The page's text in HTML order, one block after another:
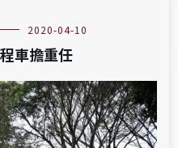
2020-04-10
車擔重任